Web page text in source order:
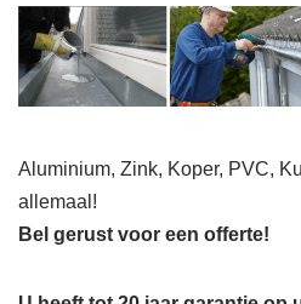
Aluminium, Zink, Koper, PVC,
allemaal!
Bel gerust voor een offerte!